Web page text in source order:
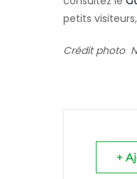
petits
Crédit photo
+